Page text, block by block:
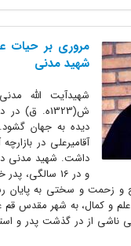
مروری بر حیات
شهید مدنی
ش(1323ه. ق) در
دیده به جهان گشود.
آقامیرعلی در بازارچه
داشت. شهید مدنی در
و در 16 سالگی،
و زحمت و سختی به پایان
و کمال، به شهر مقدس قم
از در گذشت پدر و